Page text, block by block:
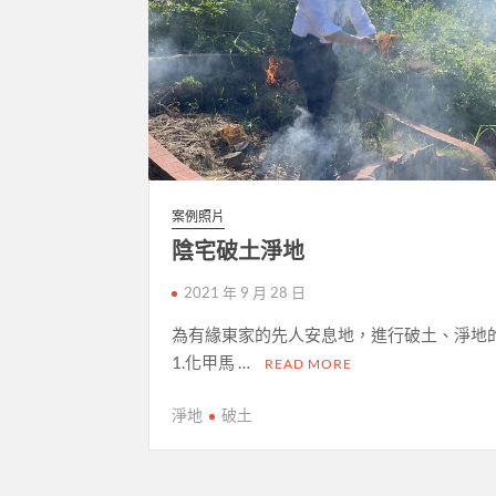
案例照片
陰宅破土淨地
2021 年 9 月 28 日
為有緣東家的先人安息地，進行破土、淨地
1.化甲馬 …
READ MORE
淨地 破土